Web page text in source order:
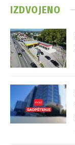
IZDVOJENO